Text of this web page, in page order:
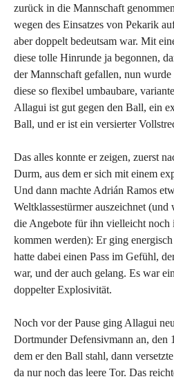
zurück in die Mannschaft
wegen des Einsatzes von Pekarik
aber doppelt bedeutsam war. Mit
diese tolle Hinrunde ja begonnen,
der Mannschaft gefallen, nun
diese so flexibel umbaubare,
Allagui ist gut gegen den Ball, ein
Ball, und er ist ein versierter
Das alles konnte er zeigen, zuerst
Durm, aus dem er sich mit einem
Und dann machte Adrián Ramos
Weltklassestürmer auszeichnet (und
die Angebote für ihn vielleicht noch
kommen werden): Er ging
hatte dabei einen Pass im Gefühl,
war, und der auch gelang. Es war
doppelter Explosivität.
Noch vor der Pause ging Allagui
Dortmunder Defensivmann an, den
dem er den Ball stahl, dann
da nur noch das leere Tor. Das